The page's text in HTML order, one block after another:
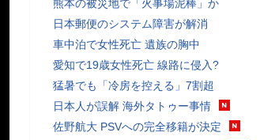
熊本の被災地で「火事場泥棒」か
日本郵便のシステム障害が解消
車中泊で女性死亡 遺族の胸中
愛知で19歳女性死亡 線路に侵入?
猛暑でも「冷房を控える」7割超
日本人が誤解 海外タトゥー事情
佐野航大 PSVへの完全移籍が決定